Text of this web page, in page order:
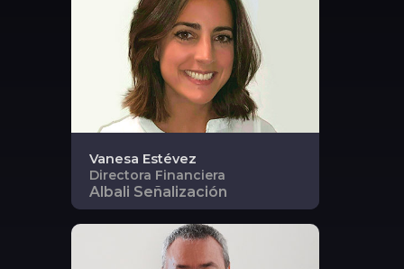
Vanesa Estévez
Directora Financiera
Albali Señalización